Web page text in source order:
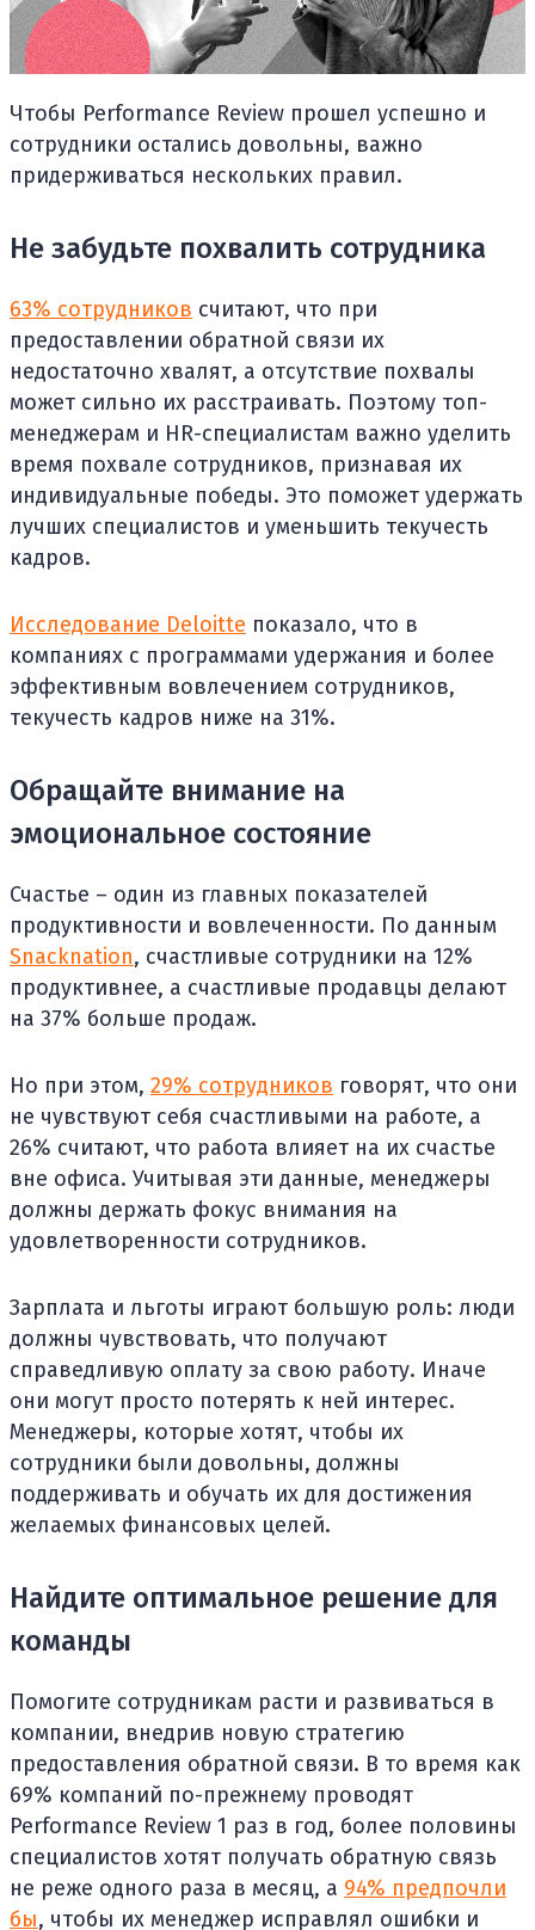
Чтобы Performance Review прошел успешно и
сотрудники остались довольны, важно
придерживаться нескольких правил.
Не забудьте похвалить сотрудника
63% сотрудников считают, что при
предоставлении обратной связи их
недостаточно хвалят, а отсутствие похвалы
может сильно их расстраивать. Поэтому топ-
менеджерам и HR-специалистам важно уделить
время похвале сотрудников, признавая их
индивидуальные победы. Это поможет удержать
лучших специалистов и уменьшить текучесть
кадров.
Исследование Deloitte показало, что в
компаниях с программами удержания и более
эффективным вовлечением сотрудников,
текучесть кадров ниже на 31%.
Обращайте внимание на
эмоциональное состояние
Счастье – один из главных показателей
продуктивности и вовлеченности. По данным
Snacknation, счастливые сотрудники на 12%
продуктивнее, а счастливые продавцы делают
на 37% больше продаж.
Но при этом, 29% сотрудников говорят, что они
не чувствуют себя счастливыми на работе, а
26% считают, что работа влияет на их счастье
вне офиса. Учитывая эти данные, менеджеры
должны держать фокус внимания на
удовлетворенности сотрудников.
Зарплата и льготы играют большую роль: люди
должны чувствовать, что получают
справедливую оплату за свою работу. Иначе
они могут просто потерять к ней интерес.
Менеджеры, которые хотят, чтобы их
сотрудники были довольны, должны
поддерживать и обучать их для достижения
желаемых финансовых целей.
Найдите оптимальное решение для
команды
Помогите сотрудникам расти и развиваться в
компании, внедрив новую стратегию
предоставления обратной связи. В то время как
69% компаний по-прежнему проводят
Performance Review 1 раз в год, более половины
специалистов хотят получать обратную связь
не реже одного раза в месяц, а 94% предпочли
бы, чтобы их менеджер исправлял ошибки и